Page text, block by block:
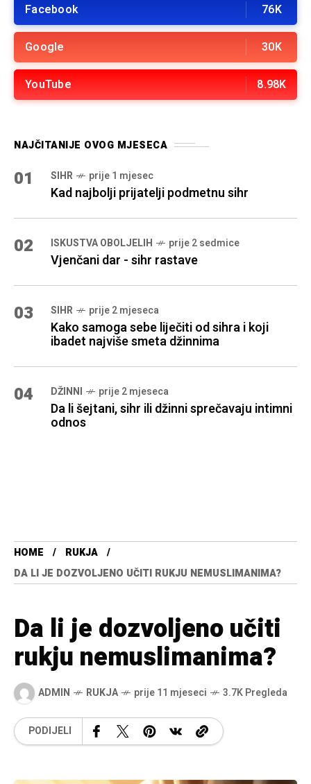
Facebook 76K
Google 30K
YouTube 8.98K
NAJČITANIJE OVOG MJESECA
01 SIHR prije 1 mjesec
Kad najbolji prijatelji podmetnu sihr
02 ISKUSTVA OBOLJELIH prije 2 sedmice
Vjenčani dar - sihr rastave
03 SIHR prije 2 mjeseca
Kako samoga sebe liječiti od sihra i koji
ibadet najviše smeta džinnima
04 DŽINNI prije 2 mjeseca
Da li šejtani, sihr ili džinni sprečavaju intimni
odnos
HOME
RUKJA
DA LI JE DOZVOLJENO UČITI RUKJU NEMUSLIMANIMA?
Da li je dozvoljeno učiti
rukju nemuslimanima?
ADMIN RUKJA prije 11 mjeseci 3.7K Pregleda
PODIJELI